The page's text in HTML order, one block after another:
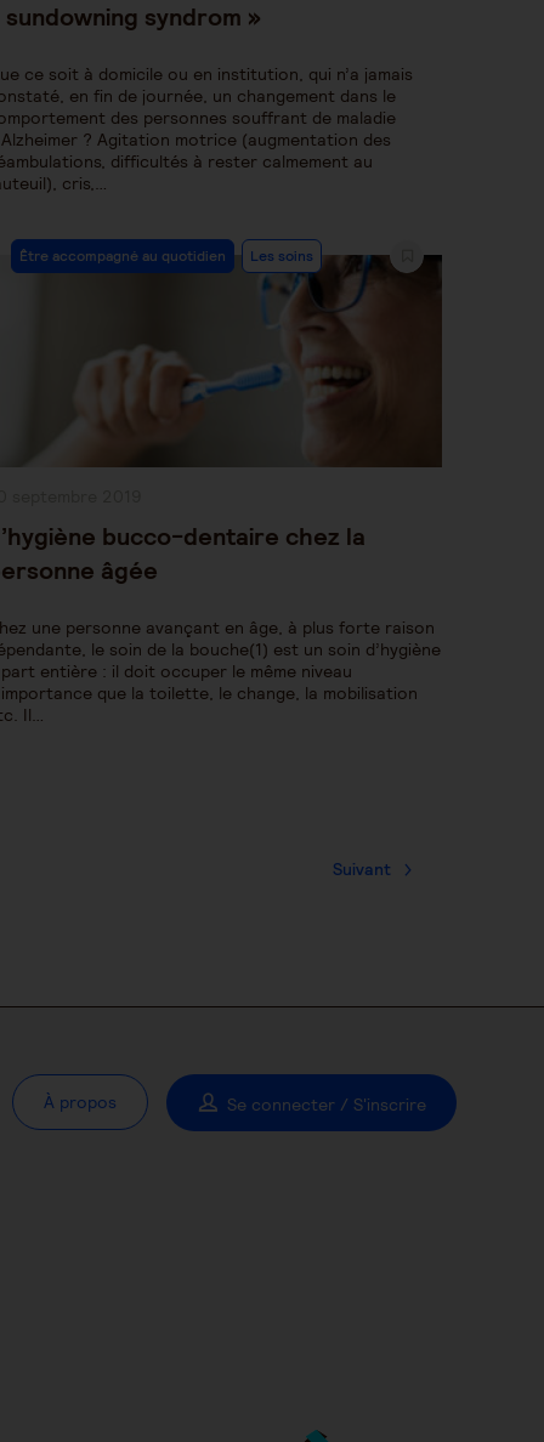
sundowning syndrom »
ce soit à domicile ou en institution, qui n’a jamais
en fin de journée, un changement dans le
des personnes souffrant de maladie
? Agitation motrice (augmentation des
difficultés à rester calmement au
cris,…
Post
Category:
Être accompagné au quotidien Les soins
bucco-dentaire chez la
âgée
une personne avançant en âge, à plus forte raison
le soin de la bouche(1) est un soin d’hygiène
entière : il doit occuper le même niveau
que la toilette, le change, la mobilisation
Il…
Suivant
À propos Se connecter / S'inscrire